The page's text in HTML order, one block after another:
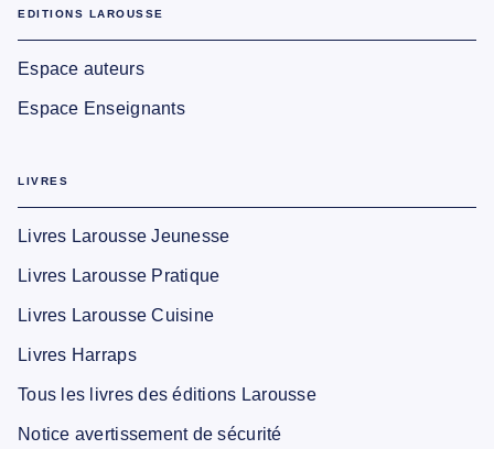
EDITIONS LAROUSSE
Espace auteurs
Espace Enseignants
LIVRES
Livres Larousse Jeunesse
Livres Larousse Pratique
Livres Larousse Cuisine
Livres Harraps
Tous les livres des éditions Larousse
Notice avertissement de sécurité